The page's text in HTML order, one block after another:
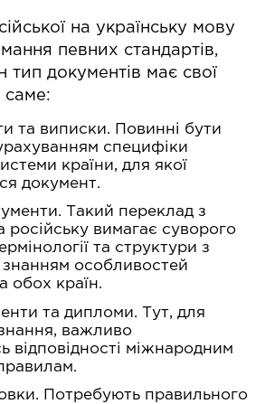
на українську мову
певних стандартів,
тип документів має свої
саме:
та виписки. Повинні бути
специфіки
країни, для якої
документ.
Такий переклад з
російську вимагає суворого
та структури з
знанням особливостей
обох країн.
та дипломи. Тут, для
важливо
відповідності міжнародним
Потребують правильного